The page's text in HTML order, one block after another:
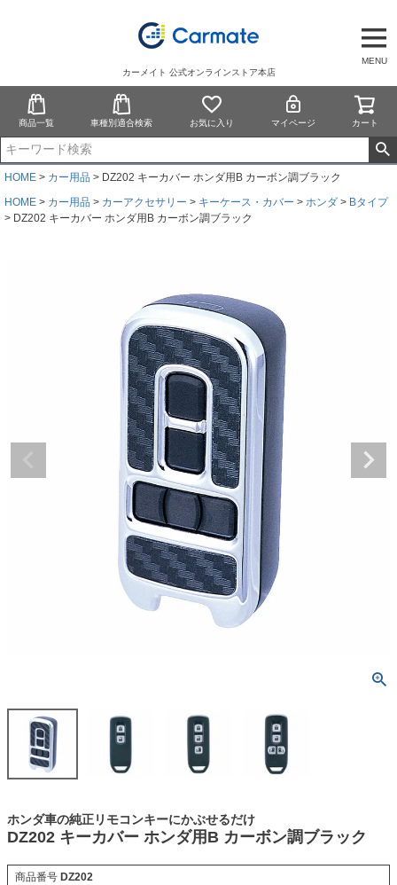
MENU
カーメイト 公式オンラインストア本店
商品一覧 車種別適合検索 お気に入り マイページ カート
HOME カー用品
DZ202 キーカバー ホンダ用B カーボン調ブラック
HOME
カー用品 カーアクセサリー キーケース・カバー ホンダ
Bタイプ
DZ202 キーカバー ホンダ用B カーボン調ブラック
ホンダ車の純正リモコンキーにかぶせるだけ
DZ202 キーカバー ホンダ用B カーボン調ブラック
商品番号 DZ202